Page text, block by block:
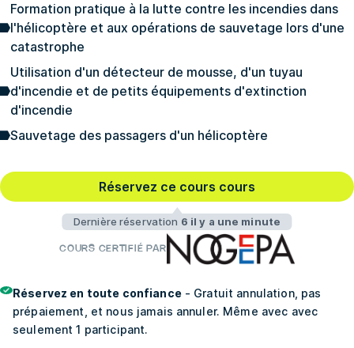
Formation pratique à la lutte contre les incendies dans
l'hélicoptère et aux opérations de sauvetage lors d'une
catastrophe
Utilisation d'un détecteur de mousse, d'un tuyau
d'incendie et de petits équipements d'extinction
d'incendie
Sauvetage des passagers d'un hélicoptère
Réservez ce cours cours
Dernière réservation 6 il y a une minute
COURS CERTIFIÉ PAR
Réservez en toute confiance- Gratuit annulation, pas
prépaiement, et nous jamais annuler. Même avec avec
seulement 1 participant.